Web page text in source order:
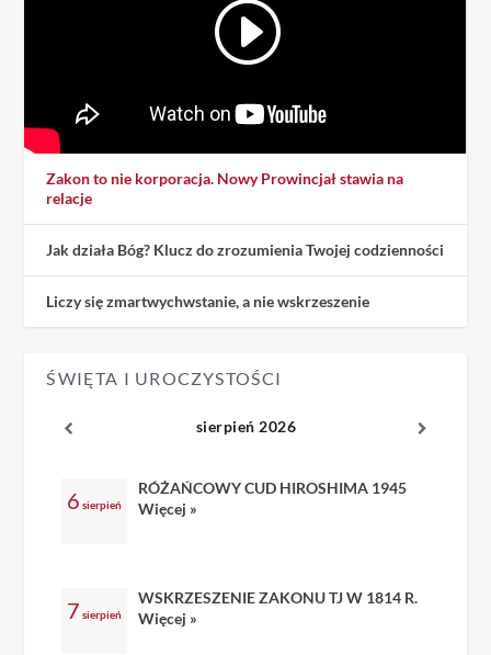
Zakon to nie korporacja. Nowy Prowincjał stawia na
relacje
Jak działa Bóg? Klucz do zrozumienia Twojej codzienności
Liczy się zmartwychwstanie, a nie wskrzeszenie
ŚWIĘTA I UROCZYSTOŚCI
sierpień 2026
6 sierpień
RÓŻAŃCOWY CUD HIROSHIMA 1945
Więcej »
7 sierpień
WSKRZESZENIE ZAKONU TJ W 1814 R.
Więcej »